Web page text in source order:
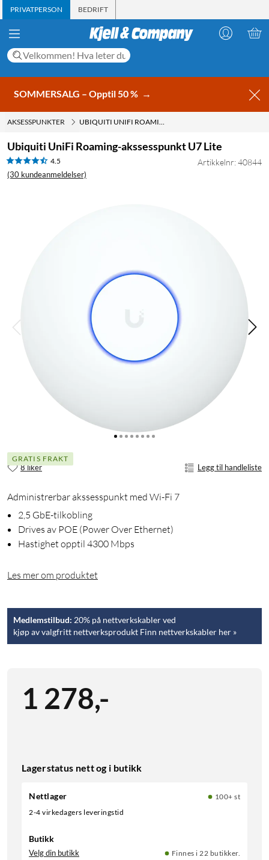
PRIVATPERSON BEDRIFT
SOMMERSALG – Opptil 50 % →
AKSESSPUNKTER UBIQUITI UNIFI ROAMING-AKSSESSPUNKT U7 LITE
Ubiquiti UniFi Roaming-akssesspunkt U7 Lite
4.5
(30 kundeanmeldelser)
Artikkelnr: 40844
GRATIS FRAKT
8 liker Legg til handleliste
Administrerbar akssesspunkt med Wi-Fi 7
2,5 GbE-tilkobling
Drives av POE (Power Over Ethernet)
Hastighet opptil 4300 Mbps
Les mer om produktet
Medlemstilbud: 20% på nettverkskabler ved
kjøp av valgfritt nettverksprodukt Finn nettverkskabler her »
1 278,-
Lagerstatus nett og i butikk
Nettlager
100+ st
2-4 virkedagers leveringstid
Butikk
Velg din butikk Finnes i 22 butikker.